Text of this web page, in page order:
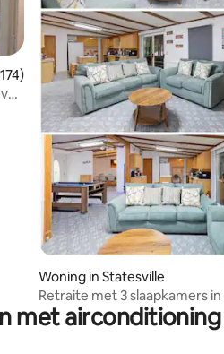
beoordeling van 4,98 op 5,
Woning in Statesville
Retraite met 3 slaapkamers
en Troutman
met airconditioning